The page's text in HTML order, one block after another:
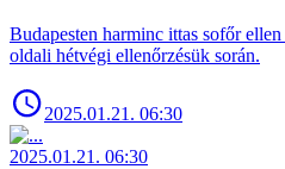
Budapesten harminc ittas sofőr
oldali hétvégi ellenőrzésük során.
2025.01.21. 06:30
2025.01.21. 06:30